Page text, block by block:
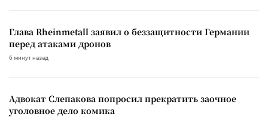
Глава Rheinmetall заявил о беззащитности Германии
перед атаками дронов
6 минут назад
Адвокат Слепакова попросил прекратить заочное
уголовное дело комика